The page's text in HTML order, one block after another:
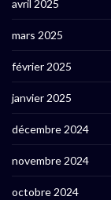
avril 2025
mars 2025
février 2025
janvier 2025
décembre 2024
novembre 2024
octobre 2024